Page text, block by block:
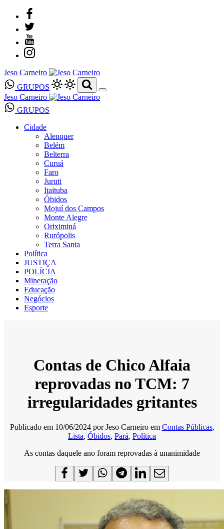
Jeso Carneiro
GRUPOS
Jeso Carneiro
GRUPOS
Cidade
Alenquer
Belém
Belterra
Curuá
Faro
Juruti
Itaituba
Óbidos
Mojuí dos Campos
Monte Alegre
Oriximiná
Rurópolis
Terra Santa
Política
JUSTIÇA
POLÍCIA
Mineração
Educação
Negócios
Esporte
Contas de Chico Alfaia
reprovadas no TCM: 7
irregularidades gritantes
Publicado em 10/06/2024 porJeso Carneiro em Contas Públicas,
Lista, Óbidos, Pará, Política
As contas daquele ano foram reprovadas à unanimidade